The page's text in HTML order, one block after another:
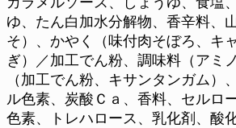
ゆ、たん白加水分解物、香辛料、
そ）、かやく（味付肉そぼろ、キ
ぎ）／加工でん粉、調味料（アミ
（加工でん粉、キサンタンガム）
ル色素、炭酸Ｃａ、香料、セルロ
色素、トレハロース、乳化剤、酸